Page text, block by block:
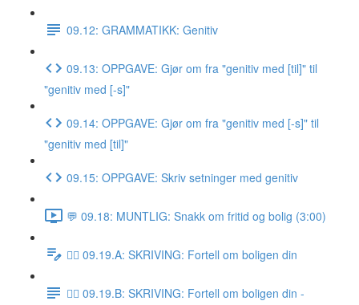
09.12: GRAMMATIKK: Genitiv
09.13: OPPGAVE: Gjør om fra "genitiv med [til]" til
"genitiv med [-s]"
09.14: OPPGAVE: Gjør om fra "genitiv med [-s]" til
"genitiv med [til]"
09.15: OPPGAVE: Skriv setninger med genitiv
💬 09.18: MUNTLIG: Snakk om fritid og bolig (3:00)
✍🏼 09.19.A: SKRIVING: Fortell om boligen din
✍🏼 09.19.B: SKRIVING: Fortell om boligen din -